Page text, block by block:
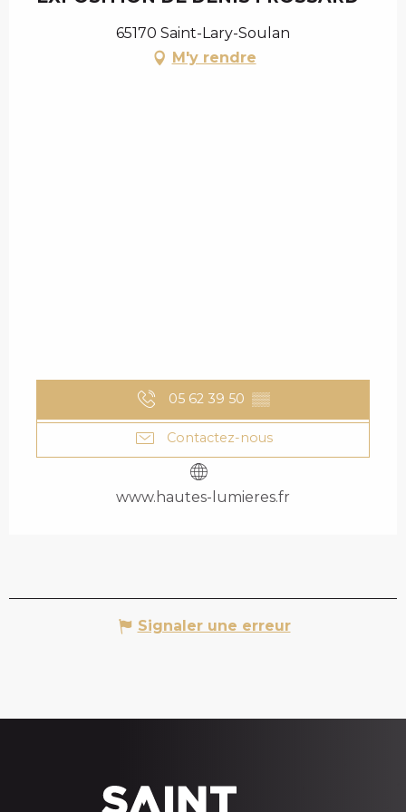
65170 Saint-Lary-Soulan
M'y rendre
05 62 39 50 ▒▒
Contactez-nous
www.hautes-lumieres.fr
Signaler une erreur